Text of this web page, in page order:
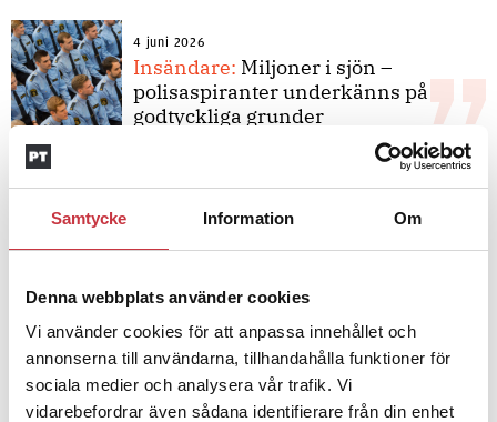
Samtycke Information Om
Denna webbplats använder cookies
Vi använder cookies för att anpassa innehållet och
annonserna till användarna, tillhandahålla funktioner för
sociala medier och analysera vår trafik. Vi
vidarebefordrar även sådana identifierare från din enhet
4 juni 2026
Insändare: Miljoner i sjön –
polisaspiranter underkänns på
godtyckliga grunder
Jens Mårtensson:
Snart 20 år i tjänst
– nu ska han lära sig grunderna
4 juni 2026
Polisregionen erkänner fel: ”Kommer
att rättas till”